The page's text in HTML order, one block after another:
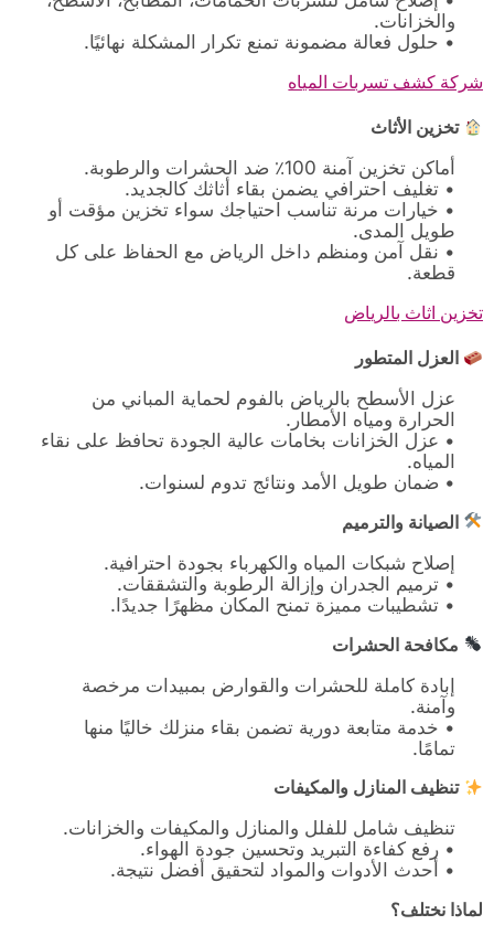
والخزانات.
• حلول فعالة مضمونة تمنع تكرار المشكلة نهائيًا.
شركة كشف تسربات المياه
تخزين الأثاث
أماكن تخزين آمنة 100٪ ضد الحشرات والرطوبة.
• تغليف احترافي يضمن بقاء أثاثك كالجديد.
• خيارات مرنة تناسب احتياجك سواء تخزين مؤقت أو
طويل المدى.
• نقل آمن ومنظم داخل الرياض مع الحفاظ على كل
قطعة.
تخزين اثاث بالرياض
العزل المتطور
عزل الأسطح بالرياض بالفوم لحماية المباني من
الحرارة ومياه الأمطار.
• عزل الخزانات بخامات عالية الجودة تحافظ على نقاء
المياه.
• ضمان طويل الأمد ونتائج تدوم لسنوات.
الصيانة والترميم
إصلاح شبكات المياه والكهرباء بجودة احترافية.
• ترميم الجدران وإزالة الرطوبة والتشققات.
• تشطيبات مميزة تمنح المكان مظهرًا جديدًا.
مكافحة الحشرات
إبادة كاملة للحشرات والقوارض بمبيدات مرخصة
وآمنة.
• خدمة متابعة دورية تضمن بقاء منزلك خاليًا منها
تمامًا.
تنظيف المنازل والمكيفات
تنظيف شامل للفلل والمنازل والمكيفات والخزانات.
• رفع كفاءة التبريد وتحسين جودة الهواء.
• أحدث الأدوات والمواد لتحقيق أفضل نتيجة.
لماذا نختلف؟